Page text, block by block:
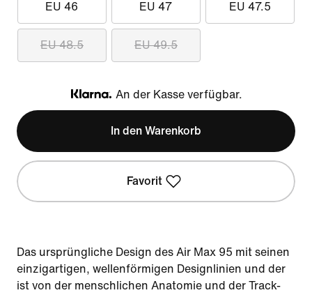
EU 46 EU 47 EU 47.5
EU 48.5 EU 49.5
Klarna
An der Kasse verfügbar.
In den Warenkorb
Favorit
Das ursprüngliche Design des Air Max 95 mit seinen
einzigartigen,⁣ wellenförmigen Designlinien und der
ist von der menschlichen Anatomie und der Track-